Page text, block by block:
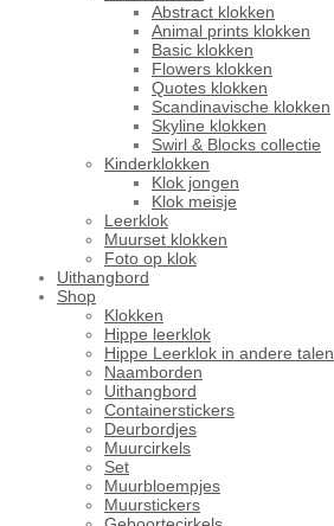
Abstract klokken
Animal prints klokken
Basic klokken
Flowers klokken
Quotes klokken
Scandinavische klokken
Skyline klokken
Swirl & Blocks collectie
Kinderklokken
Klok jongen
Klok meisje
Leerklok
Muurset klokken
Foto op klok
Uithangbord
Shop
Klokken
Hippe leerklok
Hippe Leerklok in andere talen
Naamborden
Uithangbord
Containerstickers
Deurbordjes
Muurcirkels
Set
Muurbloempjes
Muurstickers